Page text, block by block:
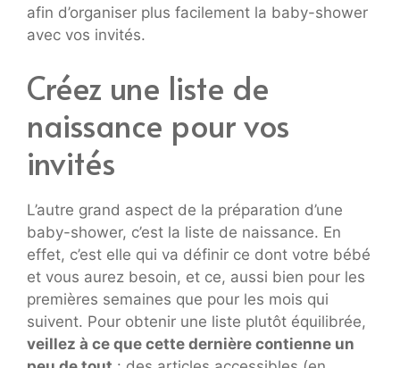
afin d’organiser plus facilement la baby-shower
avec vos invités.
Créez une liste de
naissance pour vos
invités
L’autre grand aspect de la préparation d’une
baby-shower, c’est la liste de naissance. En
effet, c’est elle qui va définir ce dont votre bébé
et vous aurez besoin, et ce, aussi bien pour les
premières semaines que pour les mois qui
suivent. Pour obtenir une liste plutôt équilibrée,
veillez à ce que cette dernière contienne un